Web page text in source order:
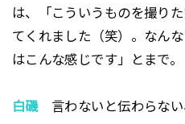
は、「こういうものを撮り
てくれました（笑）。なん
はこんな感じです」とまで。
白磯言わないと伝わらない